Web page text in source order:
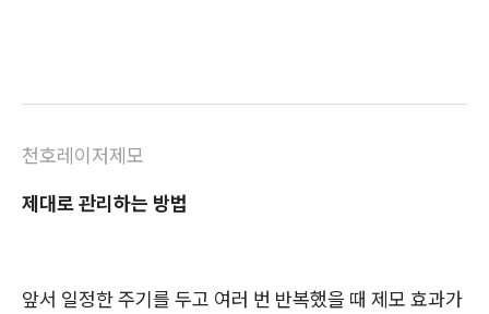
천호레이저제모
제대로 관리하는 방법
앞서 일정한 주기를 두고 여러 번 반복했을 때 제모 효과가